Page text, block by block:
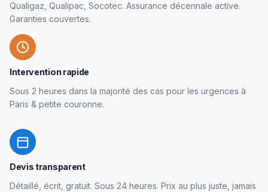
Qualigaz, Qualipac, Socotec. Assurance décennale active.
Garanties couvertes.
Intervention rapide
Sous 2 heures dans la majorité des cas pour les urgences à
Paris & petite couronne.
Devis transparent
Détaillé, écrit, gratuit. Sous 24 heures. Prix au plus juste, jamais